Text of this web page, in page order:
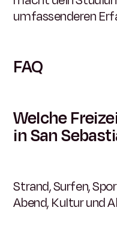
umfassenderen
FAQ
Welche
in San
Strand, Surfen,
Abend, Kultur und